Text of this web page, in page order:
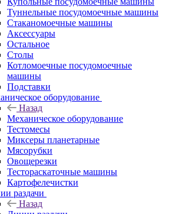
Туннельные посудомоечные машины
Стаканомоечные машины
Аксессуары
Остальное
Столы
Котломоечные посудомоечные
машины
Подставки
оборудование
Назад
Механическое оборудование
Тестомесы
Миксеры планетарные
Мясорубки
Овощерезки
Тестораскаточные машины
Картофелечистки
раздачи
Назад